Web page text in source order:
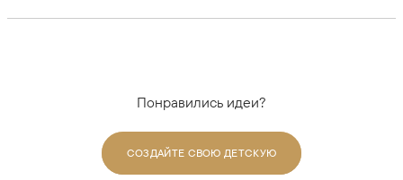
Понравились идеи?
СОЗДАЙТЕ СВОЮ ДЕТСКУЮ